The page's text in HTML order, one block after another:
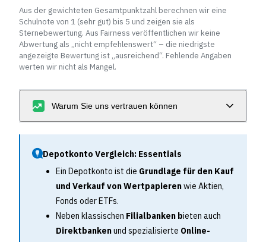
Aus der gewichteten Gesamtpunktzahl berechnen wir eine
Schulnote von 1 (sehr gut) bis 5 und zeigen sie als
Sternebewertung. Aus Fairness veröffentlichen wir keine
Abwertung als „nicht empfehlenswert“ – die niedrigste
angezeigte Bewertung ist „ausreichend“. Fehlende Angaben
werten wir nicht als Mangel.
Warum Sie uns vertrauen können
Depotkonto Vergleich: Essentials
Ein Depotkonto ist die Grundlage für den Kauf
und Verkauf von Wertpapierenwie Aktien,
Fonds oder ETFs.
Neben klassischen Filialbanken bieten auch
Direktbankenund spezialisierte Online-